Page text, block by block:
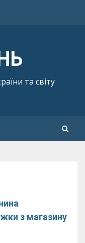
та світу
з магазину